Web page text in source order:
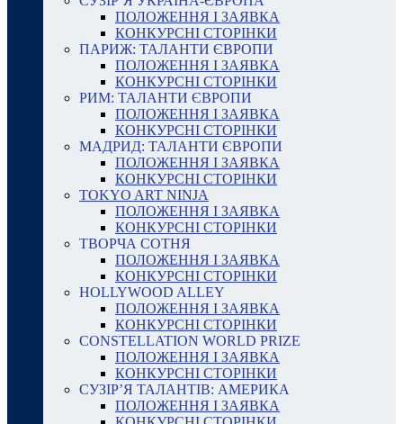
ПОЛОЖЕННЯ І ЗАЯВКА
КОНКУРСНІ СТОРІНКИ
ПАРИЖ: ТАЛАНТИ ЄВРОПИ
ПОЛОЖЕННЯ І ЗАЯВКА
КОНКУРСНІ СТОРІНКИ
РИМ: ТАЛАНТИ ЄВРОПИ
ПОЛОЖЕННЯ І ЗАЯВКА
КОНКУРСНІ СТОРІНКИ
МАДРИД: ТАЛАНТИ ЄВРОПИ
ПОЛОЖЕННЯ І ЗАЯВКА
КОНКУРСНІ СТОРІНКИ
TOKYO ART NINJA
ПОЛОЖЕННЯ І ЗАЯВКА
КОНКУРСНІ СТОРІНКИ
ТВОРЧА СОТНЯ
ПОЛОЖЕННЯ І ЗАЯВКА
КОНКУРСНІ СТОРІНКИ
HOLLYWOOD ALLEY
ПОЛОЖЕННЯ І ЗАЯВКА
КОНКУРСНІ СТОРІНКИ
CONSTELLATION WORLD PRIZE
ПОЛОЖЕННЯ І ЗАЯВКА
КОНКУРСНІ СТОРІНКИ
СУЗІР’Я ТАЛАНТІВ: АМЕРИКА
ПОЛОЖЕННЯ І ЗАЯВКА